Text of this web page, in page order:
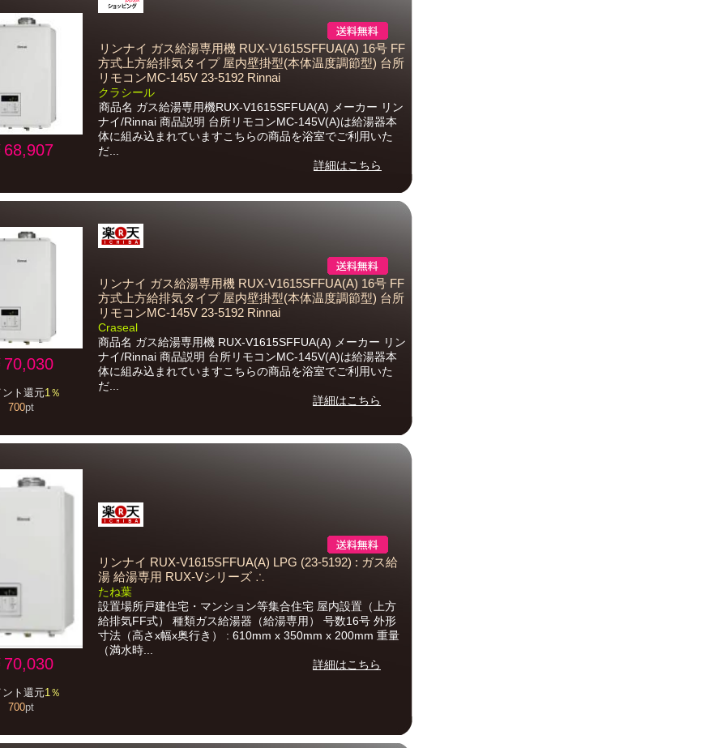
68,907
リンナイ ガス給湯専用機 RUX-V1615SFFUA(A) 16号 FF
方式上方給排気タイプ 屋内壁掛型(本体温度調節型) 台所
リモコンMC-145V 23-5192 Rinnai
クラシール
商品名 ガス給湯専用機RUX-V1615SFFUA(A) メーカー リン
ナイ/Rinnai 商品説明 台所リモコンMC-145V(A)は給湯器本
体に組み込まれていますこちらの商品を浴室でご利用いた
だ...
詳細はこちら
70,030
ト還元1％
700pt
リンナイ ガス給湯専用機 RUX-V1615SFFUA(A) 16号 FF
方式上方給排気タイプ 屋内壁掛型(本体温度調節型) 台所
リモコンMC-145V 23-5192 Rinnai
Craseal
商品名 ガス給湯専用機 RUX-V1615SFFUA(A) メーカー リン
ナイ/Rinnai 商品説明 台所リモコンMC-145V(A)は給湯器本
体に組み込まれていますこちらの商品を浴室でご利用いた
だ...
詳細はこちら
70,030
ト還元1％
700pt
リンナイ RUX-V1615SFFUA(A) LPG (23-5192) : ガス給
湯 給湯専用 RUX-Vシリーズ ∴
たね葉
設置場所戸建住宅・マンション等集合住宅 屋内設置（上方
給排気FF式） 種類ガス給湯器（給湯専用） 号数16号 外形
寸法（高さx幅x奥行き） : 610mm x 350mm x 200mm 重量
（満水時...
詳細はこちら